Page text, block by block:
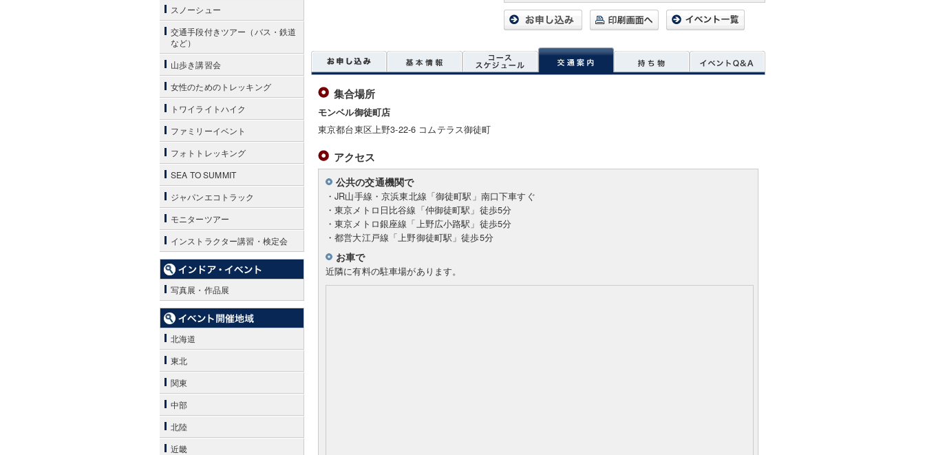
集合場所
モンベル御徒町店
東京都台東区上野3-22-6 コムテラス御徒町
アクセス
公共の交通機関で
・JR山手線・京浜東北線「御徒町駅」南口下車すぐ
・東京メトロ日比谷線「仲御徒町駅」徒歩5分
・東京メトロ銀座線「上野広小路駅」徒歩5分
・都営大江戸線「上野御徒町駅」徒歩5分
お車で
近隣に有料の駐車場があります。
スノーシュー
交通手段付きツアー（バス・鉄道
など）
山歩き講習会
女性のためのトレッキング
トワイライトハイク
ファミリーイベント
フォトトレッキング
SEA TO SUMMIT
ジャパンエコトラック
モニターツアー
インストラクター講習・検定会
写真展・作品展
北海道
東北
関東
中部
北陸
近畿